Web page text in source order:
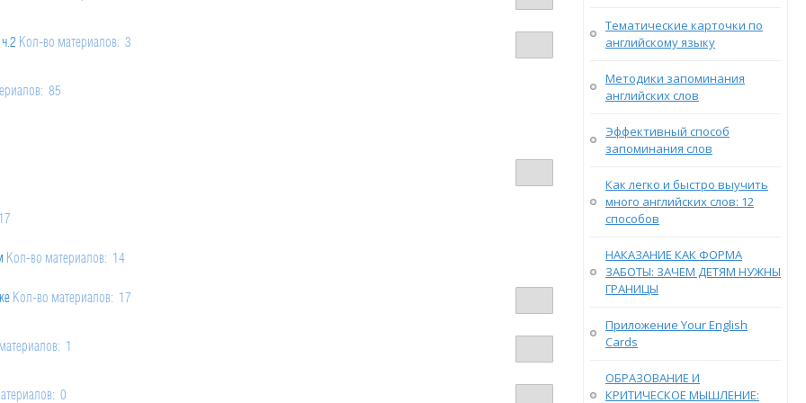
Кол-во материалов: 3
85
4
2
2
Кол-во материалов: 14
Кол-во материалов: 17
Кол-во материалов: 2
1
7 0
Тематические карточки по
английскому языку
Методики запоминания
английских слов
Эффективный способ
запоминания слов
Как легко и быстро выучить
много английских слов: 12
способов
НАКАЗАНИЕ КАК ФОРМА
ЗАБОТЫ: ЗАЧЕМ ДЕТЯМ НУЖНЫ
ГРАНИЦЫ
Приложение Your English
Cards
ОБРАЗОВАНИЕ И
КРИТИЧЕСКОЕ МЫШЛЕНИЕ: